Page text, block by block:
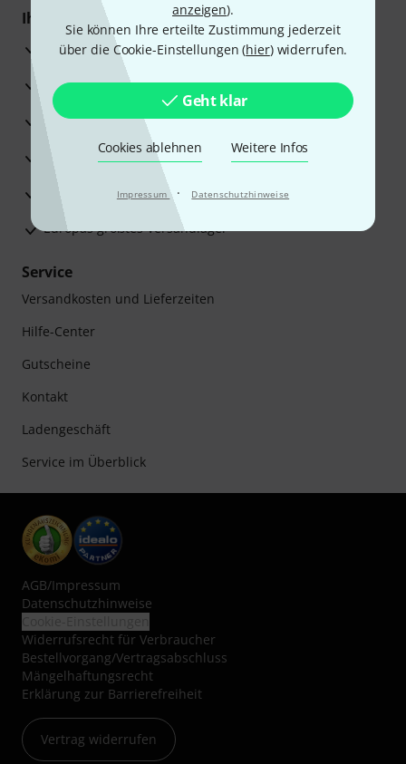
anzeigen).
Sie können Ihre erteilte Zustimmung jederzeit
über die Cookie-Einstellungen (hier) widerrufen.
Geht klar
Cookies ablehnen Weitere Infos
Impressum · Datenschutzhinweise
Ihre Vorteile
3 Jahre Thomann Garantie
30 Tage Money-Back-Garantie
Reparaturservice
Beratung durch Fachexperten
Zufriedenheitsgarantie
Europas größtes Versandlager
Service
Versandkosten und Lieferzeiten
Hilfe-Center
Gutscheine
Kontakt
Ladengeschäft
Service im Überblick
AGB/Impressum
Datenschutzhinweise
Widerrufsrecht für Verbraucher
Bestellvorgang/Vertragsabschluss
Mängelhaftungsrecht
Erklärung zur Barrierefreiheit
Vertrag widerrufen